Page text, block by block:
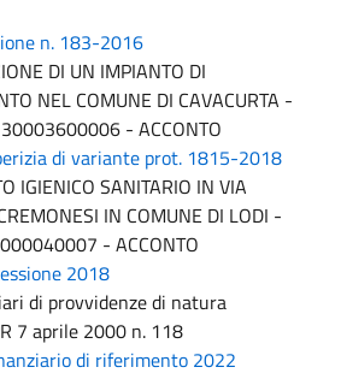
n. 183-2016
DI UN IMPIANTO DI
NEL COMUNE DI CAVACURTA -
- ACCONTO
di variante prot. 1815-2018
IGIENICO SANITARIO IN VIA
IN COMUNE DI LODI -
- ACCONTO
2018
di provvidenze di natura
7 aprile 2000 n. 118
di riferimento 2022